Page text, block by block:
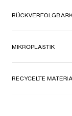
MIKROPLASTIK
RECYCELTE